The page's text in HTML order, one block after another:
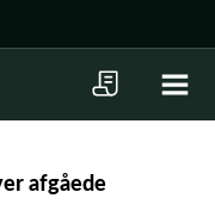
afgåede